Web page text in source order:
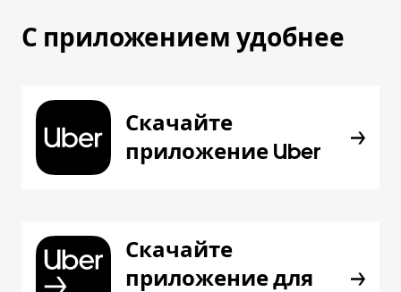
С приложением удобнее
Скачайте
приложение Uber
Скачайте
приложение для